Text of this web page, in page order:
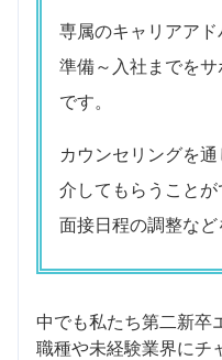
専属のキャリアア
準備～入社までを
です。
カウンセリングを
介してもらうこと
面接日程の調整など
中でも私たち第二新卒
職種や未経験業界にチ